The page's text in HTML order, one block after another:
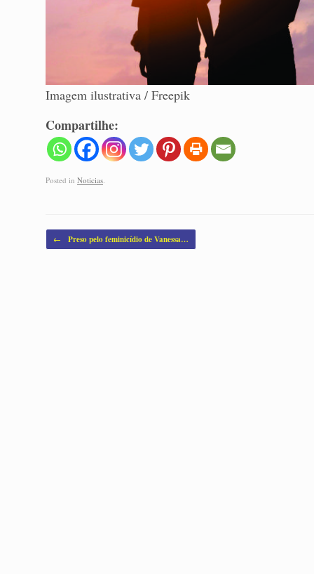
Imagem ilustrativa / Freepik
Compartilhe:
Posted in Noticias
Post navigation
← Preso pelo feminicídio de Vanessa…